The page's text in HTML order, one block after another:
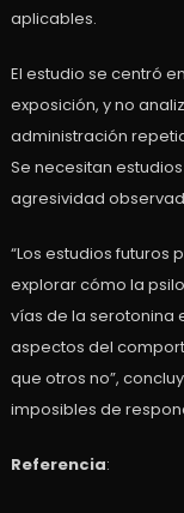
aplicables.
El estudio se centró
exposición, y no
administración
Se necesitan
agresividad
“Los estudios
explorar cómo la
vías de la serotonina
aspectos del
que otros no”,
imposibles de
Referencia: